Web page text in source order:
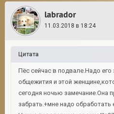
labrador
11.03.2018 в 18:24
Цитата
Пёс сейчас в подвале.Надо его
общежития и этой
сегодня ночью замечание.Она
забрать.+мне надо обработать